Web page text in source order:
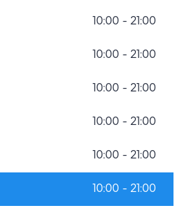
10:00 - 21:00
10:00 - 21:00
10:00 - 21:00
10:00 - 21:00
10:00 - 21:00
10:00 - 21:00